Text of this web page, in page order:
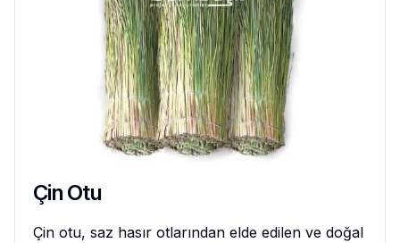
Çin Otu
Çin otu, saz hasır otlarından elde edilen ve doğal